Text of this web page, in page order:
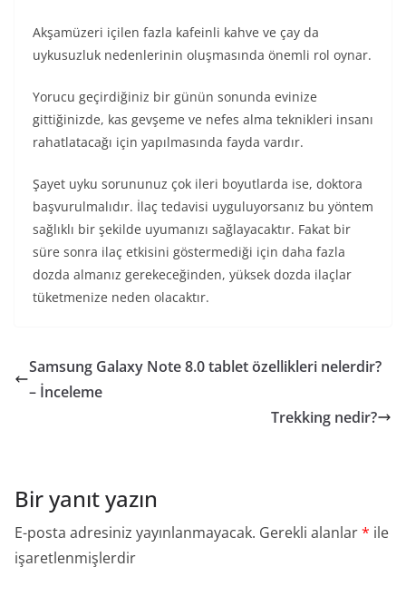
Akşamüzeri içilen fazla kafeinli kahve ve çay da
uykusuzluk nedenlerinin oluşmasında önemli rol oynar.
Yorucu geçirdiğiniz bir günün sonunda evinize
gittiğinizde, kas gevşeme ve nefes alma teknikleri insanı
rahatlatacağı için yapılmasında fayda vardır.
Şayet uyku sorununuz çok ileri boyutlarda ise, doktora
başvurulmalıdır. İlaç tedavisi uyguluyorsanız bu yöntem
sağlıklı bir şekilde uyumanızı sağlayacaktır. Fakat bir
süre sonra ilaç etkisini göstermediği için daha fazla
dozda almanız gerekeceğinden, yüksek dozda ilaçlar
tüketmenize neden olacaktır.
Samsung Galaxy Note 8.0 tablet özellikleri nelerdir?
– İnceleme
Trekking nedir?
Bir yanıt yazın
E-posta adresiniz yayınlanmayacak. Gerekli alanlar* ile
işaretlenmişlerdir